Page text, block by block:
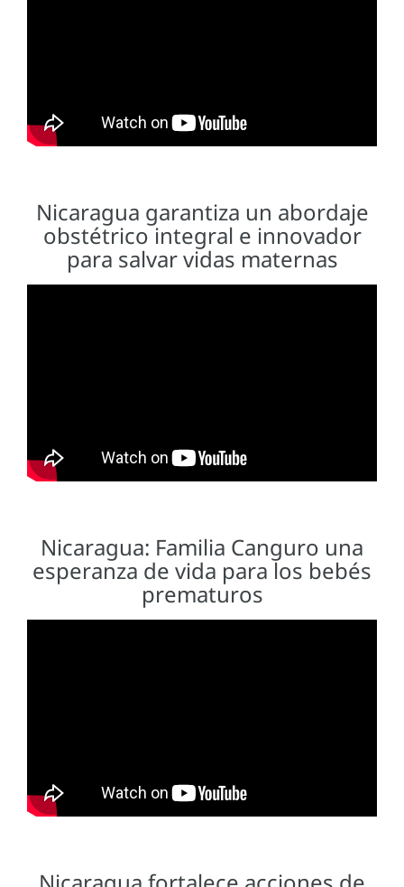
Nicaragua garantiza un abordaje
obstétrico integral e innovador
para salvar vidas maternas
Nicaragua: Familia Canguro una
esperanza de vida para los bebés
prematuros